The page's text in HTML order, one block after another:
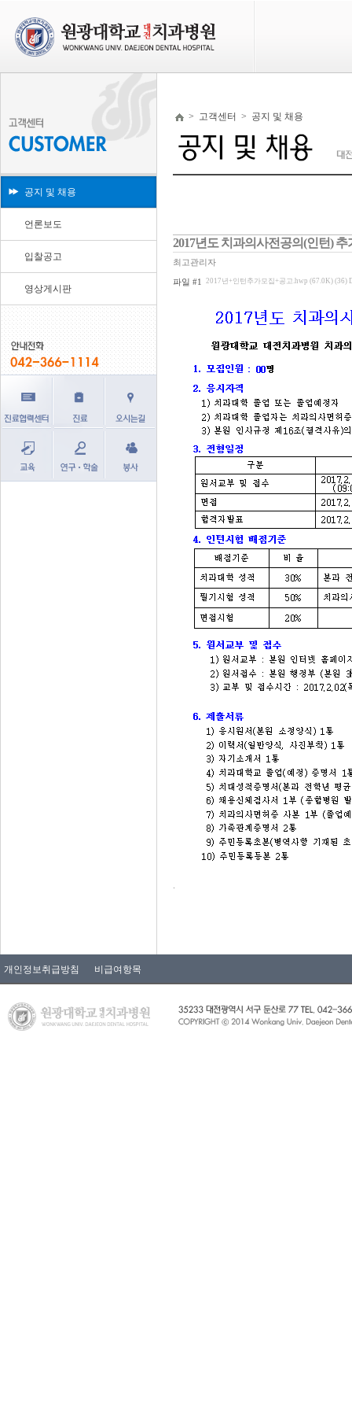
공지 및 채용
언론보도
입찰공고
영상게시판
> 고객센터 > 공지 및 채용
2017년도 치과의사전공의(인턴) 추
최고관리자
파일 #1 2017년+인턴추가모집+공고.hwp (67.0K) (36)
.
개인정보취급방침 비급여항목